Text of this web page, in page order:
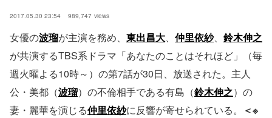
2017.05.30 23:54 989,747 views
女優の波瑠が主演を務め、 東出昌大、 仲里依紗、 鈴木伸之
が共演するTBS系ドラマ「あなたのことはそれほど」（毎
週火曜よる10時～）の第7話が30日、放送された。主人
公・美都（波瑠）の不倫相手である有島（鈴木伸之）の
妻・麗華を演じる仲里依紗に反響が寄せられている。
＜※